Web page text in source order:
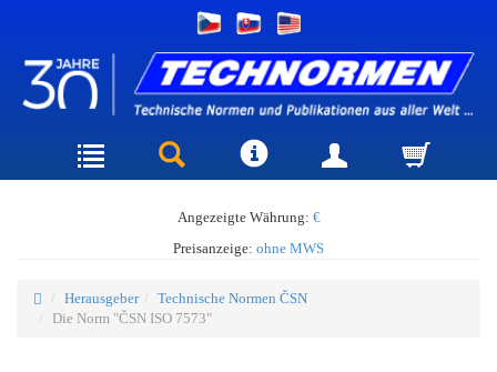
Angezeigte Währung: €
Preisanzeige: ohne MWS
Herausgeber
Technische Normen ČSN
Die Norm "ČSN ISO 7573"